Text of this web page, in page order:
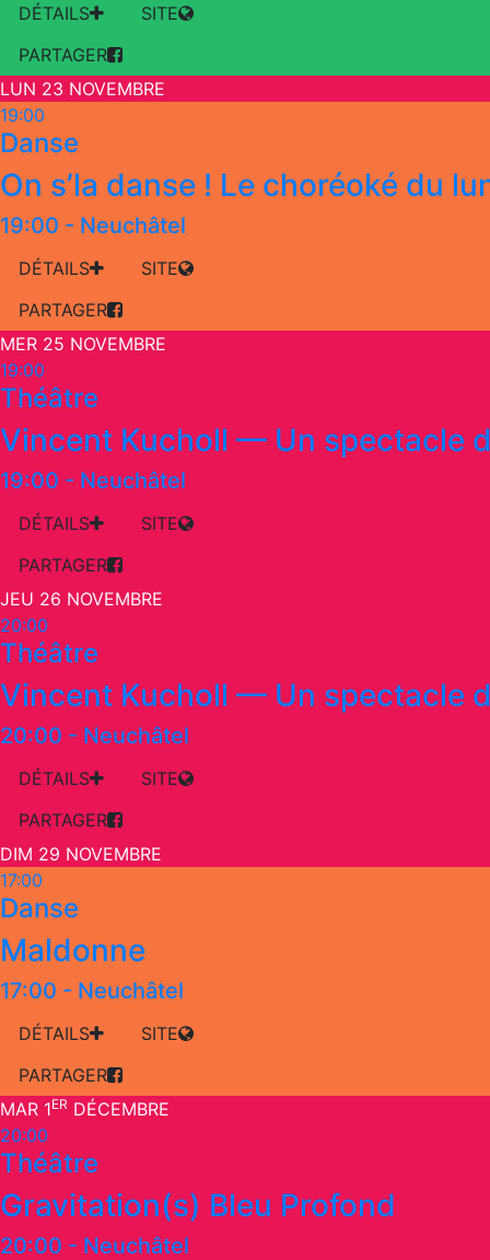
DÉTAILS
SITE
PARTAGER
LUN 23 NOVEMBRE
19:00
Danse
On s’la danse ! Le choréoké du
19:00 - Neuchâtel
DÉTAILS
SITE
PARTAGER
MER 25 NOVEMBRE
19:00
Théâtre
Vincent Kucholl — Un spectacle
19:00 - Neuchâtel
DÉTAILS
SITE
PARTAGER
JEU 26 NOVEMBRE
20:00
Théâtre
Vincent Kucholl — Un spectacle
20:00 - Neuchâtel
DÉTAILS
SITE
PARTAGER
DIM 29 NOVEMBRE
17:00
Danse
Maldonne
17:00 - Neuchâtel
DÉTAILS
SITE
PARTAGER
MAR 1ER DÉCEMBRE
20:00
Théâtre
Gravitation(s) Bleu Profond
20:00 - Neuchâtel